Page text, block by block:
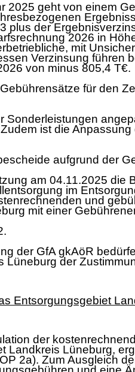
2025 geht von einem
plus der
2026 in
mit
Verzinsung führen
von minus 805,4 T€.
für den
Sonderleistungen
ist die
aufgrund der
am 04.11.2025
im
und
mit einer
der GfA gkAöR
der
Entsorgungsgebiet
der
Landkreis Lüneburg,
2a). Zum Ausgleich